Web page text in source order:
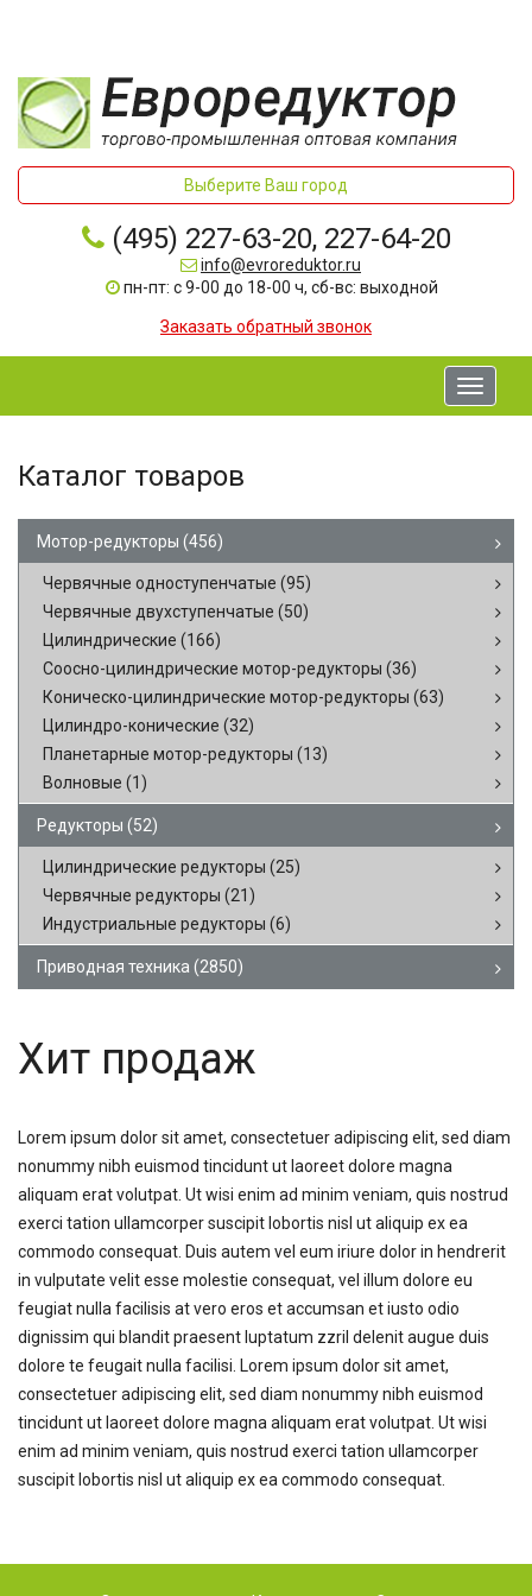
Выберите Ваш город
(495) 227-63-20, 227-64-20
info@evroreduktor.ru
пн-пт: с 9-00 до 18-00 ч, сб-вс: выходной
Заказать обратный звонок
Toggle
Каталог товаров
Мотор-редукторы (456)
Червячные одноступенчатые (95)
Червячные двухступенчатые (50)
Цилиндрические (166)
Соосно-цилиндрические мотор-редукторы (36)
Коническо-цилиндрические мотор-редукторы (63)
Цилиндро-конические (32)
Планетарные мотор-редукторы (13)
Волновые (1)
Редукторы (52)
Цилиндрические редукторы (25)
Червячные редукторы (21)
Индустриальные редукторы (6)
Приводная техника (2850)
Хит продаж
Lorem ipsum dolor sit amet, consectetuer adipiscing elit, sed diam
nonummy nibh euismod tincidunt ut laoreet dolore magna
aliquam erat volutpat. Ut wisi enim ad minim veniam, quis nostrud
exerci tation ullamcorper suscipit lobortis nisl ut aliquip ex ea
commodo consequat. Duis autem vel eum iriure dolor in hendrerit
in vulputate velit esse molestie consequat, vel illum dolore eu
feugiat nulla facilisis at vero eros et accumsan et iusto odio
dignissim qui blandit praesent luptatum zzril delenit augue duis
dolore te feugait nulla facilisi. Lorem ipsum dolor sit amet,
consectetuer adipiscing elit, sed diam nonummy nibh euismod
tincidunt ut laoreet dolore magna aliquam erat volutpat. Ut wisi
enim ad minim veniam, quis nostrud exerci tation ullamcorper
suscipit lobortis nisl ut aliquip ex ea commodo consequat.